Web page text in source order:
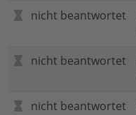
nicht beantwortet
nicht beantwortet
nicht beantwortet